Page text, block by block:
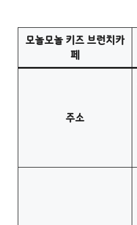
모놀모놀 키즈 브런치카
페
주소